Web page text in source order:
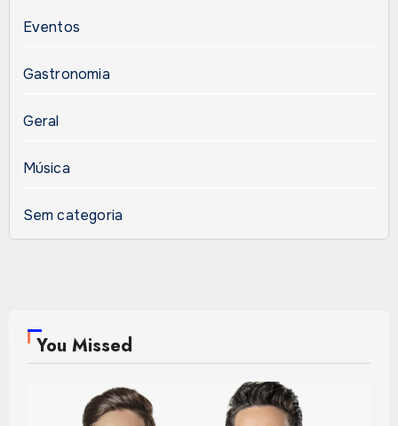
Eventos
Gastronomia
Geral
Música
Sem categoria
You Missed